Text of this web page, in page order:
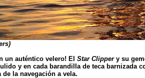
un auténtico velero! El Star Clippery su
y en cada barandilla de teca barnizada
la navegación a vela.